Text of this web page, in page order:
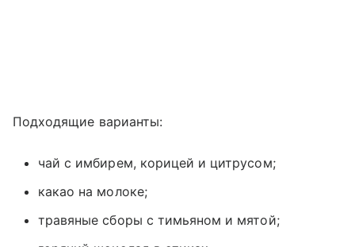
Подходящие варианты:
чай с имбирем, корицей и цитрусом;
какао на молоке;
травяные сборы с тимьяном и мятой;